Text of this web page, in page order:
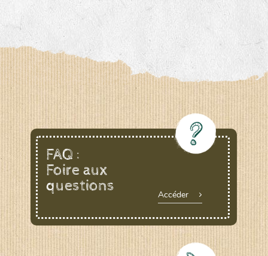
FAQ :
Foire aux
questions
Accéder